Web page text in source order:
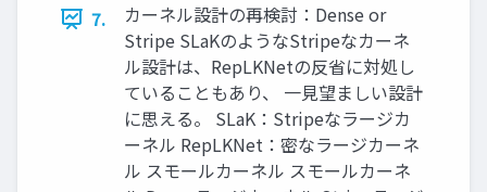
7.
カーネル設計の再検討：Dense or
Stripe SLaKのようなStripeなカーネ
ル設計は、RepLKNetの反省に対処し
ていることもあり、 一見望ましい設計
に思える。 SLaK：Stripeなラージカ
ーネル RepLKNet：密なラージカーネ
ル スモールカーネル スモールカーネ